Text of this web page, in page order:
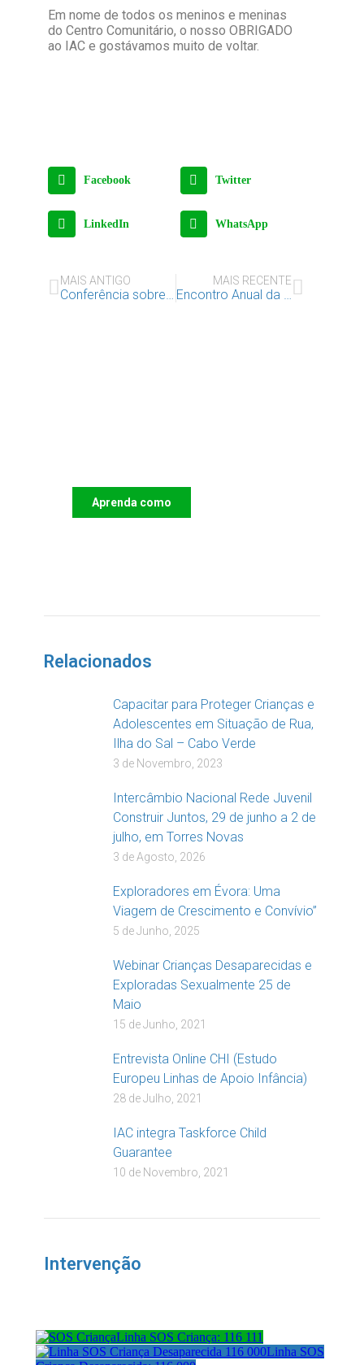
Em nome de todos os meninos e meninas
do Centro Comunitário, o nosso OBRIGADO
ao IAC e gostávamos muito de voltar.
Facebook Twitter
LinkedIn WhatsApp
MAIS ANTIGO
Conferência sobre as piores formas de trabalho infantil
MAIS RECENTE
Encontro Anual da Rede Construir Juntos
Aprenda como
Relacionados
Capacitar para Proteger Crianças e
Adolescentes em Situação de Rua,
Ilha do Sal – Cabo Verde
3 de Novembro, 2023
Intercâmbio Nacional Rede Juvenil
Construir Juntos, 29 de junho a 2 de
julho, em Torres Novas
3 de Agosto, 2026
Exploradores em Évora: Uma
Viagem de Crescimento e Convívio”
5 de Junho, 2025
Webinar Crianças Desaparecidas e
Exploradas Sexualmente 25 de
Maio
15 de Junho, 2021
Entrevista Online CHI (Estudo
Europeu Linhas de Apoio Infância)
28 de Julho, 2021
IAC integra Taskforce Child
Guarantee
10 de Novembro, 2021
Intervenção
Linha SOS Criança: 116 111
Linha SOS